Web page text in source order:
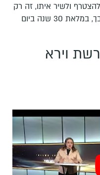
ולשיר איתו, זה רק
מוסיף" ("הרב המזמר" שלמה קרליבך, במלאת 30 שנה ביום
וירא